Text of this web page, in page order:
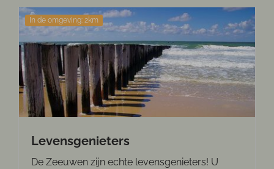
In de omgeving: 2km
Levensgenieters
De Zeeuwen zijn echte levensgenieters! U